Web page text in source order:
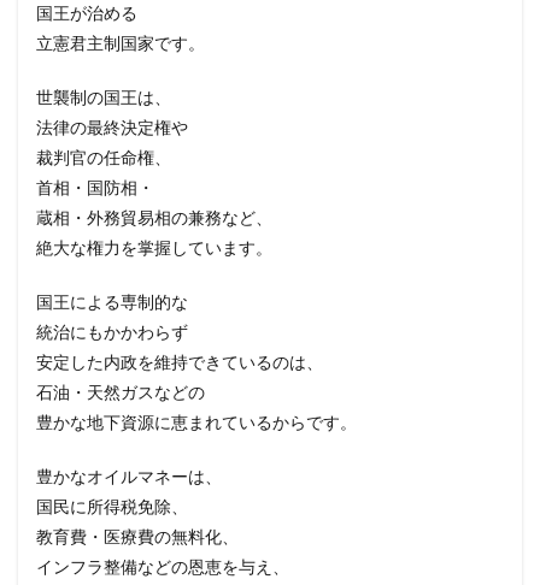
国王が治める
立憲君主制国家です。
世襲制の国王は、
法律の最終決定権や
裁判官の任命権、
首相・国防相・
蔵相・外務貿易相の兼務など、
絶大な権力を掌握しています。
国王による専制的な
統治にもかかわらず
安定した内政を維持できているのは、
石油・天然ガスなどの
豊かな地下資源に恵まれているからです。
豊かなオイルマネーは、
国民に所得税免除、
教育費・医療費の無料化、
インフラ整備などの恩恵を与え、